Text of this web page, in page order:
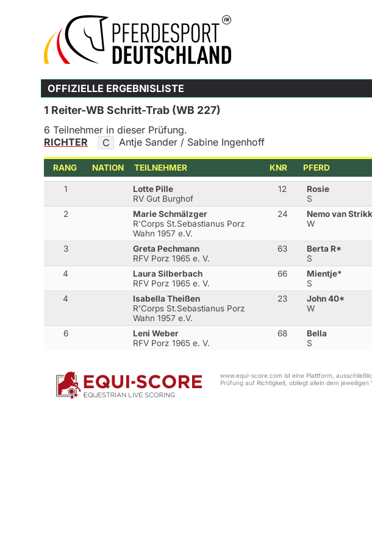
OFFIZIELLE ERGEBNISLISTE
1 Reiter-WB Schritt-Trab (WB 227)
6 Teilnehmer in dieser Prüfung.
RICHTER
C Antje Sander / Sabine Ingenhoff
RANG NATION TEILNEHMER KNR PFERD
1
Lotte Pille
RV Gut Burghof
12
Rosie
S
2
Marie Schmälzger
R'Corps St.Sebastianus Porz
Wahn 1957 e.V.
24
Nemo van
W
3
Greta Pechmann
RFV Porz 1965 e. V.
63
Berta R*
S
4
Laura Silberbach
RFV Porz 1965 e. V.
66
Mientje*
S
4
Isabella Theißen
R'Corps St.Sebastianus Porz
Wahn 1957 e.V.
23
John 40*
W
6
Leni Weber
RFV Porz 1965 e. V.
68
Bella
S
www.equi-score.com ist eine Plattform,
Prüfung auf Richtigkeit, obliegt allein dem